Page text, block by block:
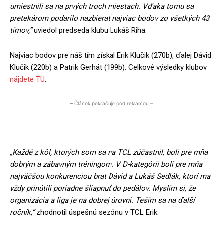
umiestnili sa na prvých troch miestach. Vďaka tomu sa
pretekárom podarilo nazbierať najviac bodov zo všetkých 43
tímov,”uviedol predseda klubu Lukáš Riha.
Najviac bodov pre náš tím získal Erik Klučik (270b), ďalej Dávid
Klučik (220b) a Patrik Gerhát (199b). Celkové výsledky klubov
nájdete TU.
– Článok pokračuje pod reklamou –
„Každé z kôl, ktorých som sa na TCL zúčastnil, boli pre mňa
dobrým a zábavným tréningom. V D-kategórii boli pre mňa
najväčšou konkurenciou brat Dávid a Lukáš Sedlák, ktorí ma
vždy prinútili poriadne šliapnuť do pedálov. Myslím si, že
organizácia a liga je na dobrej úrovni. Teším sa na ďalší
ročník,“zhodnotil úspešnú sezónu v TCL Erik.